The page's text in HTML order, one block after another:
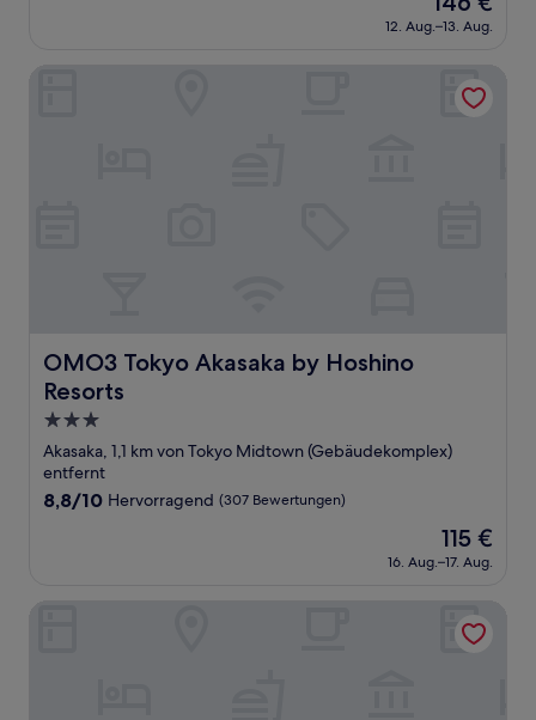
Bewertungen)
Preis
beträgt
12. Aug.–13. Aug.
OMO3 Tokyo Akasaka by Hoshino
Resorts
OMO3 Tokyo Akasaka by Hoshino Resorts
3.0-
Sterne-
Unterkunft
Akasaka, 1,1 km von Tokyo Midtown (Gebäudekomplex)
entfernt
8.8
Bewertungen)
8,8/10 Hervorragend (307 Bewertungen)
Der
Preis
beträgt
115 €
16. Aug.–17. Aug.